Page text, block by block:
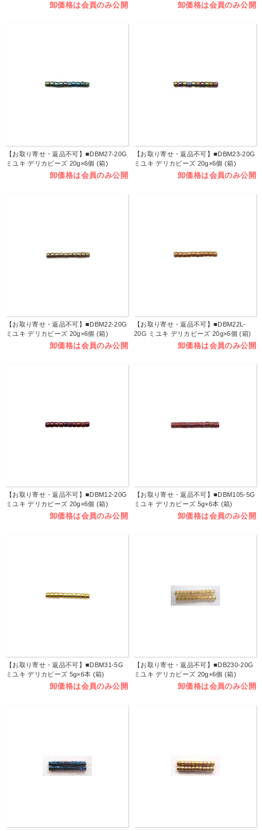
卸価格は会員のみ公開 卸価格は会員のみ公開
【お取り寄せ・返品不可】■DBM27-20G
ミユキ デリカビーズ 20g×6個 (箱)
卸価格は会員のみ公開
【お取り寄せ・返品不可】■DBM23-20G
ミユキ デリカビーズ 20g×6個 (箱)
卸価格は会員のみ公開
【お取り寄せ・返品不可】■DBM22-20G
ミユキ デリカビーズ 20g×6個 (箱)
卸価格は会員のみ公開
【お取り寄せ・返品不可】■DBM22L-
20G ミユキ デリカビーズ 20g×6個 (箱)
卸価格は会員のみ公開
【お取り寄せ・返品不可】■DBM12-20G
ミユキ デリカビーズ 20g×6個 (箱)
卸価格は会員のみ公開
【お取り寄せ・返品不可】■DBM105-5G
ミユキ デリカビーズ 5g×6本 (箱)
卸価格は会員のみ公開
【お取り寄せ・返品不可】■DBM31-5G
ミユキ デリカビーズ 5g×6本 (箱)
卸価格は会員のみ公開
【お取り寄せ・返品不可】■DB230-20G
ミユキ デリカビーズ 20g×6個 (箱)
卸価格は会員のみ公開